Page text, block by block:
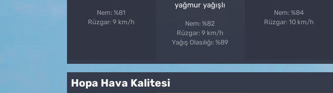
Nem: %81
Rüzgar: 9 km/h
yağmur yağışlı
Nem: %82
Rüzgar: 9 km/h
Yağış Olasılığı: %89
Nem: %84
Rüzgar: 10 km/h
Hopa Hava Kalitesi